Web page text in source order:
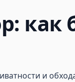
как
и